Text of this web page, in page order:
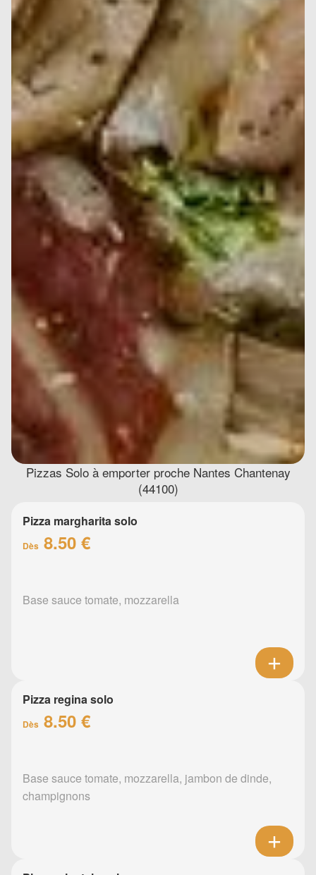
Pizzas Solo à emporter proche Nantes Chantenay
(44100)
Pizza margharita solo
Dès 8.50 €
Base sauce tomate, mozzarella
Pizza regina solo
Dès 8.50 €
Base sauce tomate, mozzarella, jambon de dinde,
champignons